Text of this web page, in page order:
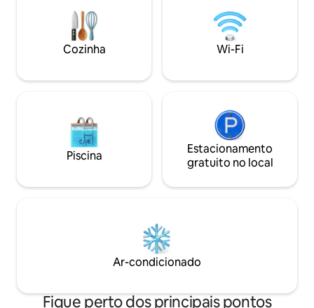
qualidade, banheiro espaçoso com
banheira e chuveiro, Wi-Fi gratuito, TV,
máquina de café expresso e
estacionamento pago.
Cozinha Wi-Fi
Piscina
Estacionamento
gratuito no local
Ar-condicionado
Fique perto dos principais pontos